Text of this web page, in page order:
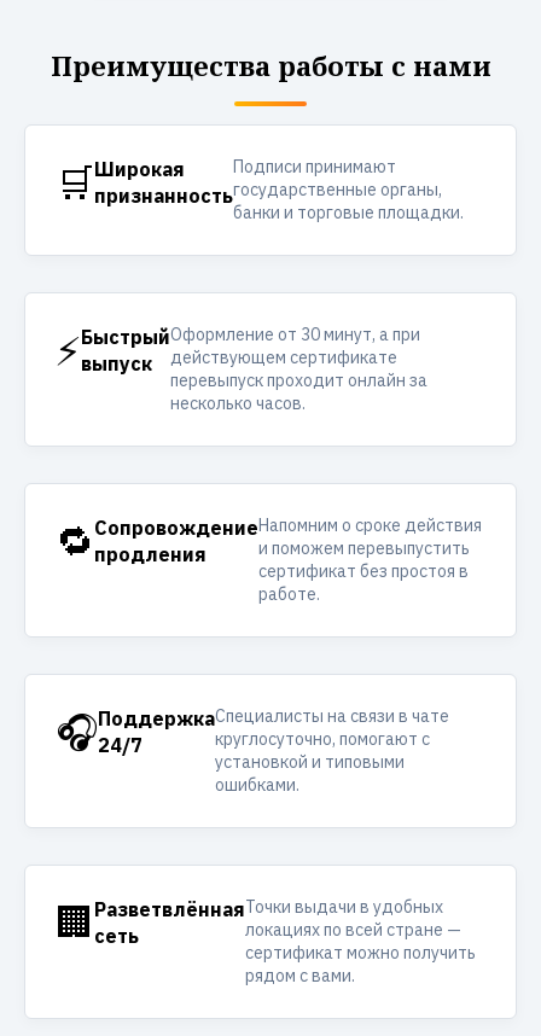
Преимущества работы с нами
🛒Широкая
признанность
Подписи принимают
государственные органы,
банки и торговые площадки.
⚡Быстрый
выпуск
Оформление от 30 минут, а при
действующем сертификате
перевыпуск проходит онлайн за
несколько часов.
🔁 Сопровождение
продления
Напомним о сроке действия
и поможем перевыпустить
сертификат без простоя в
работе.
🎧Поддержка
24/7
Специалисты на связи в чате
круглосуточно, помогают с
установкой и типовыми
ошибками.
🏢 Разветвлённая
сеть
Точки выдачи в удобных
локациях по всей стране —
сертификат можно получить
рядом с вами.